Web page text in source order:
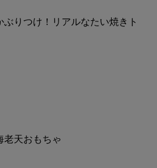
ぶりつけ！リアルなたい焼きト
老天おもちゃ